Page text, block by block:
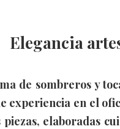
Elegancia
de sombreros y
experiencia en el
elaboradas